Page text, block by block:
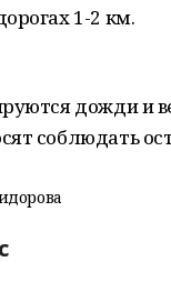
1-2 км.
дожди и
соблюдать